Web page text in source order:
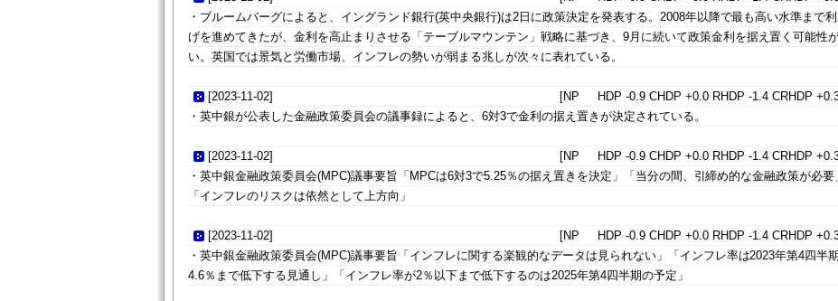
・ブルームバーグによると、イングランド銀行(英中央銀行)は2日に政策決定を発表する。2008年以降で最も高い水準まで
げを進めてきたが、金利を高止まりさせる「テーブルマウンテン」戦略に基づき、9月に続いて政策金利を据え置く可能性
い。英国では景気と労働市場、インフレの勢いが弱まる兆しが次々に表れている。
[2023-11-02]
[NP HDP -0.9 CHDP +0.0 RHDP -1.4 CRHDP
・英中銀が公表した金融政策委員会の議事録によると、6対3で金利の据え置きが決定されている。
[2023-11-02]
[NP HDP -0.9 CHDP +0.0 RHDP -1.4 CRHDP
・英中銀金融政策委員会(MPC)議事要旨「MPCは6対3で5.25％の据え置きを決定」「当分の間、引締め的な金融政策が必要
「インフレのリスクは依然として上方向」
[2023-11-02]
[NP HDP -0.9 CHDP +0.0 RHDP -1.4 CRHDP
・英中銀金融政策委員会(MPC)議事要旨「インフレに関する楽観的なデータは見られない」「インフレ率は2023年第4四半
4.6％まで低下する見通し」「インフレ率が2％以下まで低下するのは2025年第4四半期の予定」